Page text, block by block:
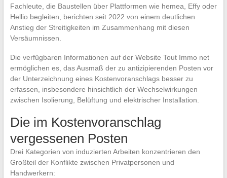
Fachleute, die Baustellen über Plattformen wie hemea, Effy oder
Hellio begleiten, berichten seit 2022 von einem deutlichen
Anstieg der Streitigkeiten im Zusammenhang mit diesen
Versäumnissen.
Die verfügbaren Informationen auf der Website Tout Immo net
ermöglichen es, das Ausmaß der zu antizipierenden Posten vor
der Unterzeichnung eines Kostenvoranschlags besser zu
erfassen, insbesondere hinsichtlich der Wechselwirkungen
zwischen Isolierung, Belüftung und elektrischer Installation.
Die im Kostenvoranschlag
vergessenen Posten
Drei Kategorien von induzierten Arbeiten konzentrieren den
Großteil der Konflikte zwischen Privatpersonen und
Handwerkern: